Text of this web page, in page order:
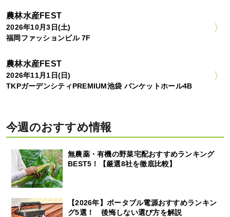
農林水産FEST
2026年10月3日(土)
福岡ファッションビル 7F
農林水産FEST
2026年11月1日(日)
TKPガーデンシティPREMIUM池袋 バンケットホール4B
今週のおすすめ情報
無農薬・有機の野菜宅配おすすめランキング
BEST5！【厳選8社を徹底比較】
【2026年】ポータブル電源おすすめランキン
グ5選！ 後悔しない選び方を解説